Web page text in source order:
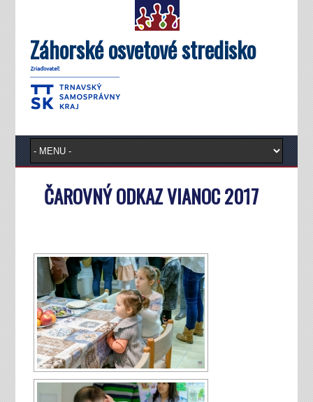
Záhorské osvetové stredisko
ČAROVNÝ ODKAZ VIANOC 2017